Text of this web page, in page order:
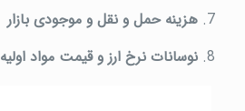
هزینه حمل و نقل و موجودی بازار
نوسانات نرخ ارز و قیمت مواد اولیه